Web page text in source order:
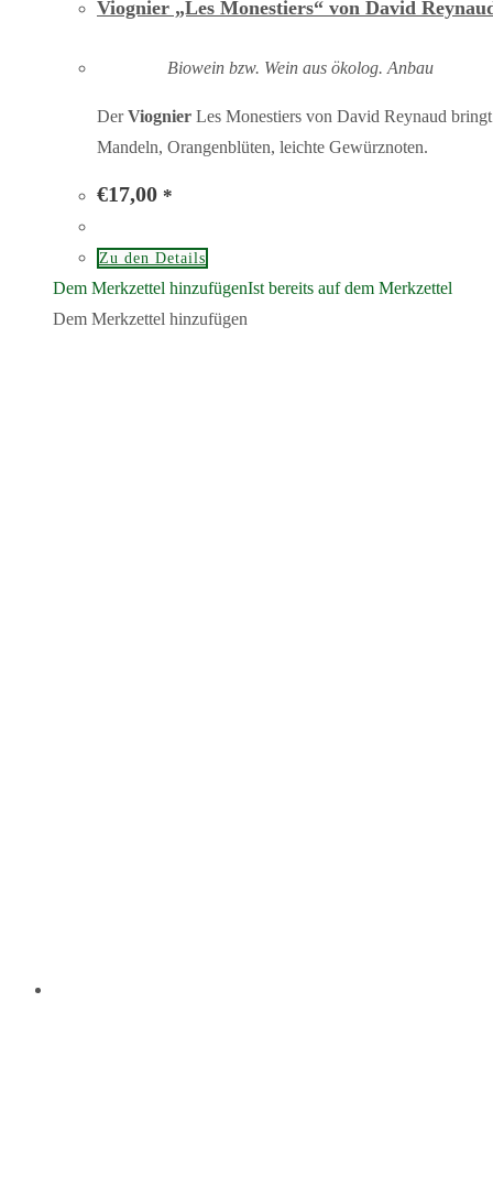
Viognier „Les Monestiers“ von David
Biowein bzw. Wein aus ökolog. Anbau
DerViognier Les Monestiers von David Reynaud
Mandeln, Orangenblüten, leichte Gewürznoten.
€17,00 *
Zu den Details
Dem Merkzettel hinzufügenIst bereits auf dem Merkzettel
Dem Merkzettel hinzufügen